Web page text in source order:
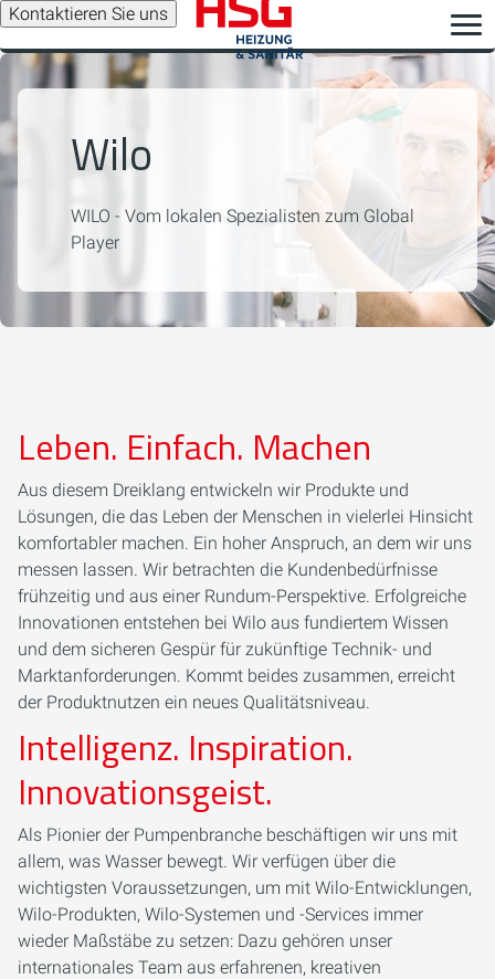
Kontaktieren Sie uns
Wilo
WILO - Vom lokalen Spezialisten zum Global
Player
Leben. Einfach. Machen
Aus diesem Dreiklang entwickeln wir Produkte und
Lösungen, die das Leben der Menschen in vielerlei Hinsicht
komfortabler machen. Ein hoher Anspruch, an dem wir uns
messen lassen. Wir betrachten die Kundenbedürfnisse
frühzeitig und aus einer Rundum-Perspektive. Erfolgreiche
Innovationen entstehen bei Wilo aus fundiertem Wissen
und dem sicheren Gespür für zukünftige Technik- und
Marktanforderungen. Kommt beides zusammen, erreicht
der Produktnutzen ein neues Qualitätsniveau.
Intelligenz. Inspiration.
Innovationsgeist.
Als Pionier der ­Pumpenbranche beschäftigen wir uns mit
allem, was Wasser bewegt. Wir verfügen über die
wichtigsten Voraussetzungen, um mit Wilo-Entwicklungen,
Wilo-Produkten, Wilo-Systemen und ­-Services immer
wieder Maßstäbe zu setzen: Dazu gehören unser
internationales Team aus erfahrenen, kreativen